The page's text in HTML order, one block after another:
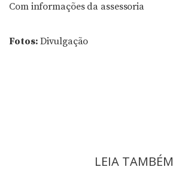
Com informações da assessoria
Fotos: Divulgação
LEIA TAMBÉM